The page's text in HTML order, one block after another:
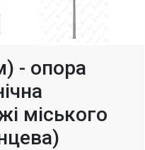
- опора
міського